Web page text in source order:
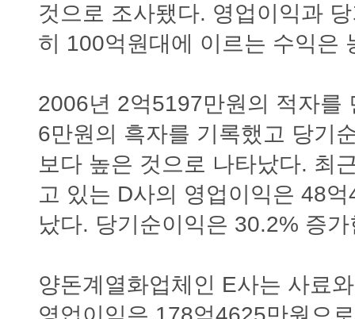
것으로 조사됐다. 영업이익과
히 100억원대에 이르는 수익은
2006년 2억5197만원의 적자를
6만원의 흑자를 기록했고 당기
보다 높은 것으로 나타났다. 최
고 있는 D사의 영업이익은 48
났다. 당기순이익은 30.2% 증
양돈계열화업체인 E사는 사료